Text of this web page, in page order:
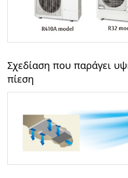
Σχεδίαση που παράγει
πίεση